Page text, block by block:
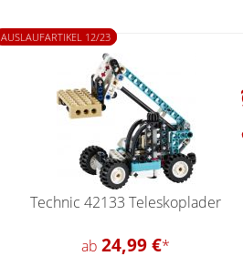
AUSLAUFARTIKEL 12/23
Technic 42133 Teleskoplader
ab 24,99 €*